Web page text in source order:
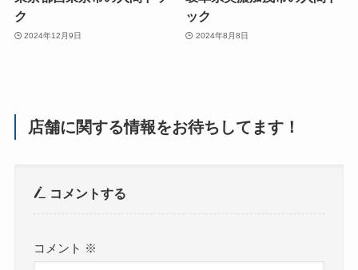
ク
2024年12月9日
ック
2024年8月8日
店舗に関する情報をお待ちしてます！
コメントする
コメント ※